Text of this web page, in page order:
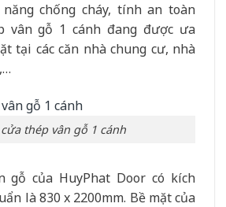
chống cháy, tính an toàn
vân gỗ 1 cánh đang được ưa
tại các căn nhà chung cư, nhà
thép vân gỗ 1 cánh
gỗ của HuyPhat Door có kích
là 830 x 2200mm. Bề mặt của